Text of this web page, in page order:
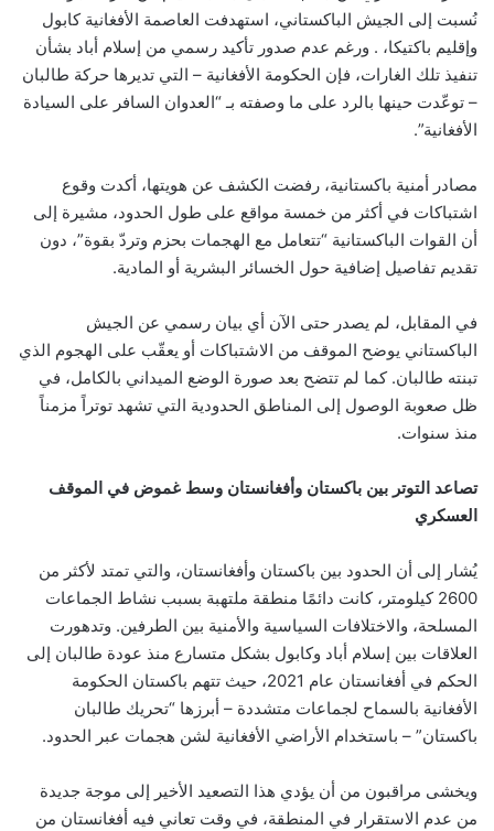
نُسبت إلى الجيش الباكستاني، استهدفت العاصمة الأفغانية كابول
وإقليم باكتيكا، . ورغم عدم صدور تأكيد رسمي من إسلام أباد بشأن
تنفيذ تلك الغارات، فإن الحكومة الأفغانية – التي تديرها حركة طالبان
– توعّدت حينها بالرد على ما وصفته بـ “العدوان السافر على السيادة
الأفغانية”.
مصادر أمنية باكستانية، رفضت الكشف عن هويتها، أكدت وقوع
اشتباكات في أكثر من خمسة مواقع على طول الحدود، مشيرة إلى
أن القوات الباكستانية “تتعامل مع الهجمات بحزم وتردّ بقوة”، دون
تقديم تفاصيل إضافية حول الخسائر البشرية أو المادية.
في المقابل، لم يصدر حتى الآن أي بيان رسمي عن الجيش
الباكستاني يوضح الموقف من الاشتباكات أو يعقّب على الهجوم الذي
تبنته طالبان. كما لم تتضح بعد صورة الوضع الميداني بالكامل، في
ظل صعوبة الوصول إلى المناطق الحدودية التي تشهد توتراً مزمناً
منذ سنوات.
تصاعد التوتر بين باكستان وأفغانستان وسط غموض في الموقف
العسكري
يُشار إلى أن الحدود بين باكستان وأفغانستان، والتي تمتد لأكثر من
2600 كيلومتر، كانت دائمًا منطقة ملتهبة بسبب نشاط الجماعات
المسلحة، والاختلافات السياسية والأمنية بين الطرفين. وتدهورت
العلاقات بين إسلام أباد وكابول بشكل متسارع منذ عودة طالبان إلى
الحكم في أفغانستان عام 2021، حيث تتهم باكستان الحكومة
الأفغانية بالسماح لجماعات متشددة – أبرزها “تحريك طالبان
باكستان” – باستخدام الأراضي الأفغانية لشن هجمات عبر الحدود.
ويخشى مراقبون من أن يؤدي هذا التصعيد الأخير إلى موجة جديدة
من عدم الاستقرار في المنطقة، في وقت تعاني فيه أفغانستان من